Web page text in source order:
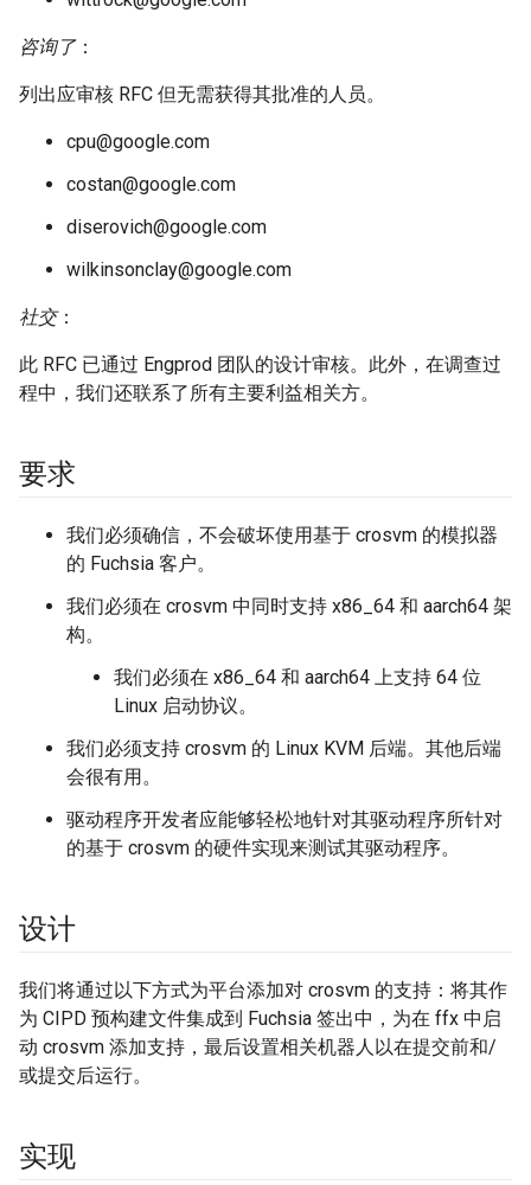
咨询了：
列出应审核 RFC 但无需获得其批准的人员。
cpu@google.com
costan@google.com
diserovich@google.com
wilkinsonclay@google.com
社交：
此 RFC 已通过 Engprod 团队的设计审核。此外，在调查过
程中，我们还联系了所有主要利益相关方。
要求
我们必须确信，不会破坏使用基于 crosvm 的模拟器
的 Fuchsia 客户。
我们必须在 crosvm 中同时支持 x86_64 和 aarch64 架
构。
我们必须在 x86_64 和 aarch64 上支持 64 位
Linux 启动协议。
我们必须支持 crosvm 的 Linux KVM 后端。其他后端
会很有用。
驱动程序开发者应能够轻松地针对其驱动程序所针对
的基于 crosvm 的硬件实现来测试其驱动程序。
设计
我们将通过以下方式为平台添加对 crosvm 的支持：将其作
为 CIPD 预构建文件集成到 Fuchsia 签出中，为在 ffx 中启
动 crosvm 添加支持，最后设置相关机器人以在提交前和/
或提交后运行。
实现